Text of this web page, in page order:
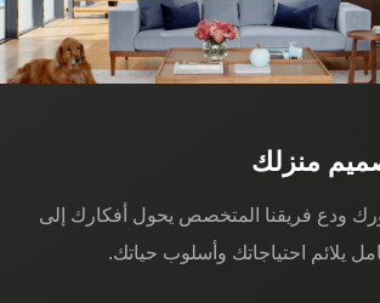
المتخصص يحول أفكارك إلى
وأسلوب حياتك.